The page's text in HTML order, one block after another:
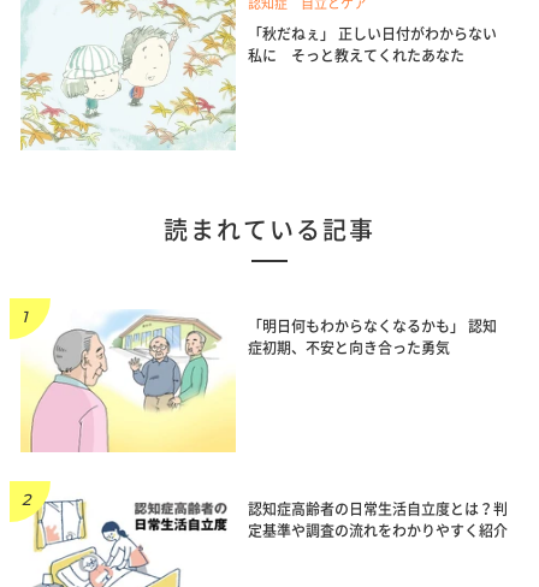
「秋だねぇ」 正しい日付がわからない
私に そっと教えてくれたあなた
読まれている記事
「明日何もわからなくなるかも」 認知
症初期、不安と向き合った勇気
認知症高齢者の日常生活自立度とは？判
定基準や調査の流れをわかりやすく紹介